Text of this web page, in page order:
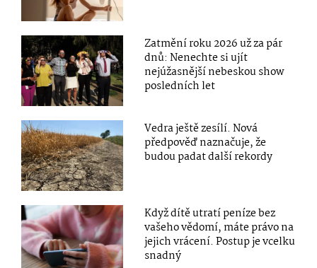
Zatmění roku 2026 už za pár
dnů: Nenechte si ujít
nejúžasnější nebeskou show
posledních let
Vedra ještě zesílí. Nová
předpověď naznačuje, že
budou padat další rekordy
Když dítě utratí peníze bez
vašeho vědomí, máte právo na
jejich vrácení. Postup je vcelku
snadný